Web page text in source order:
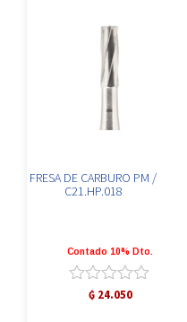
FRESA DE CARBURO PM /
C21.HP.018
Contado 10% Dto.
Valorado
₲24.050